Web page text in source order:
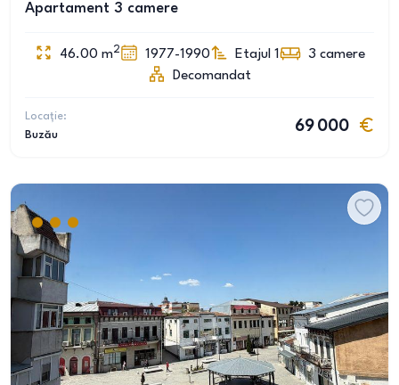
Apartament 3 camere
46.00 m2 1977-1990 Etajul 1 3 camere
Decomandat
Locație:
Buzău
69 000